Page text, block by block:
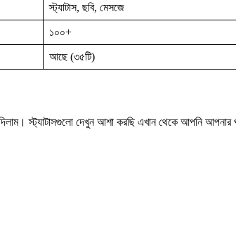
স্ট্যাটাস, ছবি, মেসজে
১০০+
আছে (৩৫টি)
স্ট্যাটাসগুলো দেখুন আশা করছি এখান থেকে আপনি আপনার